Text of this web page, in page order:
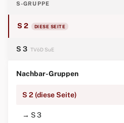
S-GRUPPE
S 2 DIESE SEITE
S 3 TVöD SuE
Nachbar-Gruppen
S 2 (diese Seite)
→ S 3